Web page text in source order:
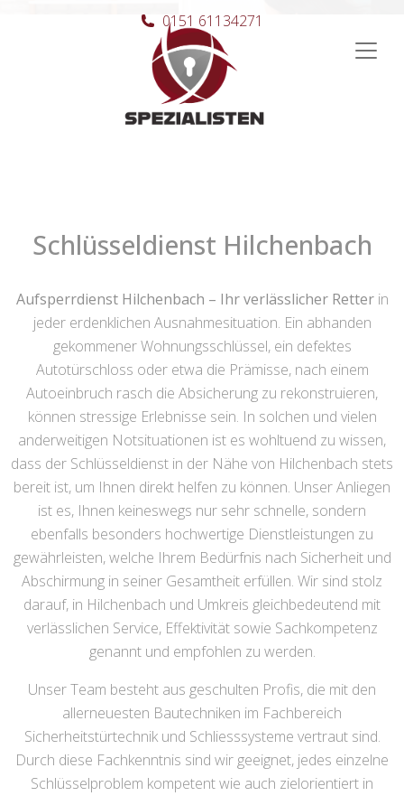
Hauptnavigation
0151 61134271
Schlüsseldienst Hilchenbach
Aufsperrdienst Hilchenbach – Ihr verlässlicher Retterin
jeder erdenklichen Ausnahmesituation. Ein abhanden
gekommener Wohnungsschlüssel, ein defektes
Autotürschloss oder etwa die Prämisse, nach einem
Autoeinbruch rasch die Absicherung zu rekonstruieren,
können stressige Erlebnisse sein. In solchen und vielen
anderweitigen Notsituationen ist es wohltuend zu wissen,
dass der Schlüsseldienst in der Nähe von Hilchenbach stets
bereit ist, um Ihnen direkt helfen zu können. Unser Anliegen
ist es, Ihnen keineswegs nur sehr schnelle, sondern
ebenfalls besonders hochwertige Dienstleistungen zu
gewährleisten, welche Ihrem Bedürfnis nach Sicherheit und
Abschirmung in seiner Gesamtheit erfüllen. Wir sind stolz
darauf, in Hilchenbach und Umkreis gleichbedeutend mit
verlässlichen Service, Effektivität sowie Sachkompetenz
genannt und empfohlen zu werden.
Unser Team besteht aus geschulten Profis, die mit den
allerneuesten Bautechniken im Fachbereich
Sicherheitstürtechnik und Schliesssysteme vertraut sind.
Durch diese Fachkenntnis sind wir geeignet, jedes einzelne
Schlüsselproblem kompetent wie auch zielorientiert in